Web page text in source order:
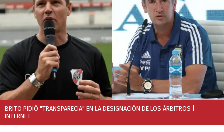
BRITO PIDIÓ "TRANSPARECIA" EN LA DESIGNACIÓN DE LOS ÁRBITROS
INTERNET